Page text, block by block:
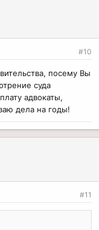
#10
посему Вы
суда
адвокаты,
дела на годы!
#11